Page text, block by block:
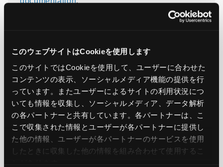
このウェブサイトはCookieを使用します
このサイトではCookieを使用して、ユーザーに合わせた
コンテンツの表示、ソーシャルメディア機能の提供を行
っています。またユーザーによるサイトの利用状況につ
いても情報を収集し、ソーシャルメディア、データ解析
の各パートナーと共有しています。各パートナーは、こ
こで収集された情報とユーザーが各パートナーに提供し
た他の情報、ユーザーが各パートナーのサービスを使用
したときに収集した他の情報を組み合わせて使用​​するこ
この記事をシェア